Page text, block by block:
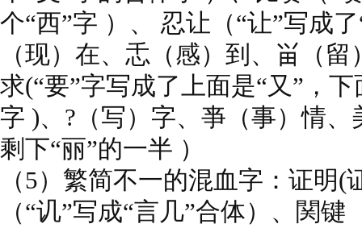
个“西”字 ）、 忍让（“让”写成
（现）在、忎（感）到、畄（
求(“要”字写成了上面是“又”，
字 )、?（写）字、亊（事）情、
剩下“丽”的一半 ）
（5）繁简不一的混血字：证明
（“讥”写成“言几”合体）、関